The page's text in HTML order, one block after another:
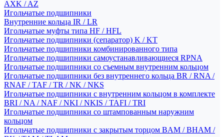
AXK / AZ
Игольчатые подшипники
Внутренние кольца IR / LR
Игольчатые муфты типа HF / HFL
Игольчатые подшипники (сепаратор) K / KT
Игольчатые подшипники комбинированного типа
Игольчатые подшипники самоустанавливающиеся RPNA
Игольчатые подшипники со съемным внутренним кольцом
Игольчатые подшипники без внутреннего кольца BR / RNA /
RNAF / TAF / TR / NK / NKS
Игольчатые подшипники с внутренним кольцом в комплекте
BRI / NA / NAF / NKI / NKIS / TAFI / TRI
Игольчатые подшипники со штампованным наружним
кольцом
Игольчатые подшипники с закрытым торцом BAM / BHAM /